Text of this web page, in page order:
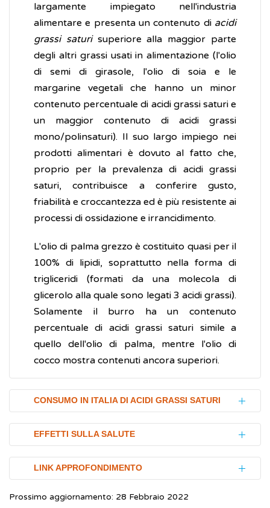
largamente impiegato nell'industria
alimentare e presenta un contenuto di acidi
grassi saturisuperiore alla maggior parte
degli altri grassi usati in alimentazione (l'olio
di semi di girasole, l'olio di soia e le
margarine vegetali che hanno un minor
contenuto percentuale di acidi grassi saturi e
un maggior contenuto di acidi grassi
mono/polinsaturi). Il suo largo impiego nei
prodotti alimentari è dovuto al fatto che,
proprio per la prevalenza di acidi grassi
saturi, contribuisce a conferire gusto,
friabilità e croccantezza ed è più resistente ai
processi di ossidazione e irrancidimento.
L'olio di palma grezzo è costituito quasi per il
100% di lipidi, soprattutto nella forma di
trigliceridi (formati da una molecola di
glicerolo alla quale sono legati 3 acidi grassi).
Solamente il burro ha un contenuto
percentuale di acidi grassi saturi simile a
quello dell'olio di palma, mentre l'olio di
cocco mostra contenuti ancora superiori.
CONSUMO IN ITALIA DI ACIDI GRASSI SATURI
I principali organismi sanitari nazionali e
internazionali raccomandano che le calorie
fornite dagli acidi grassi saturi non superino
il 10% del totale giornaliero quindi, per un
fabbisogno teorico di 2000 kilocalorie
EFFETTI SULLA SALUTE
I possibili effetti negativi sulla salute dell'olio
di palma sono legati alla presenza in esso di
una rilevante quantità di acidi grassi saturi
LINK APPROFONDIMENTO
Istituto Superiore di Sanità (ISS).
Prossimo aggiornamento: 28 Febbraio 2022